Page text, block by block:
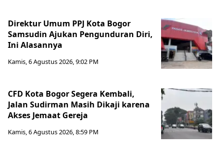
Direktur Umum PPJ Kota Bogor
Samsudin Ajukan Pengunduran Diri,
Ini Alasannya
Kamis, 6 Agustus 2026, 9:02 PM
CFD Kota Bogor Segera Kembali,
Jalan Sudirman Masih Dikaji karena
Akses Jemaat Gereja
Kamis, 6 Agustus 2026, 8:59 PM